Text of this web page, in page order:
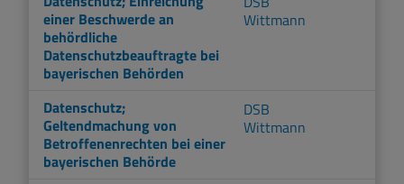
einer Beschwerde an
behördliche
Datenschutzbeauftragte bei
bayerischen Behörden
Wittmann
Datenschutz;
Geltendmachung von
Betroffenenrechten bei einer
bayerischen Behörde
DSB
Wittmann